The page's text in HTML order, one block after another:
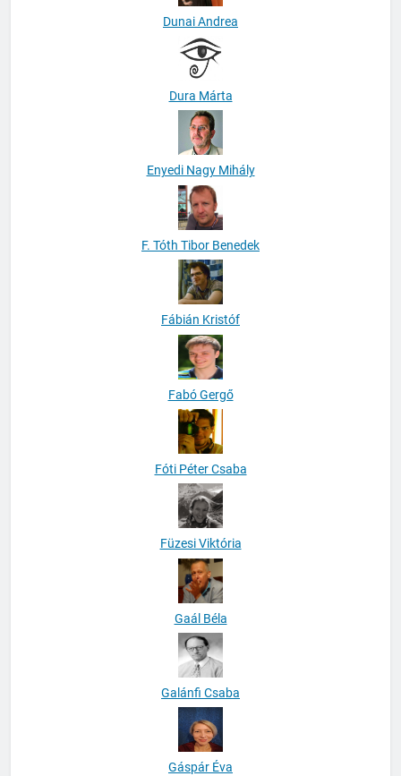
Dunai Andrea
Dura Márta
Enyedi Nagy Mihály
F. Tóth Tibor Benedek
Fábián Kristóf
Fabó Gergő
Fóti Péter Csaba
Füzesi Viktória
Gaál Béla
Galánfi Csaba
Gáspár Éva